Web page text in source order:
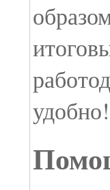
удобно!